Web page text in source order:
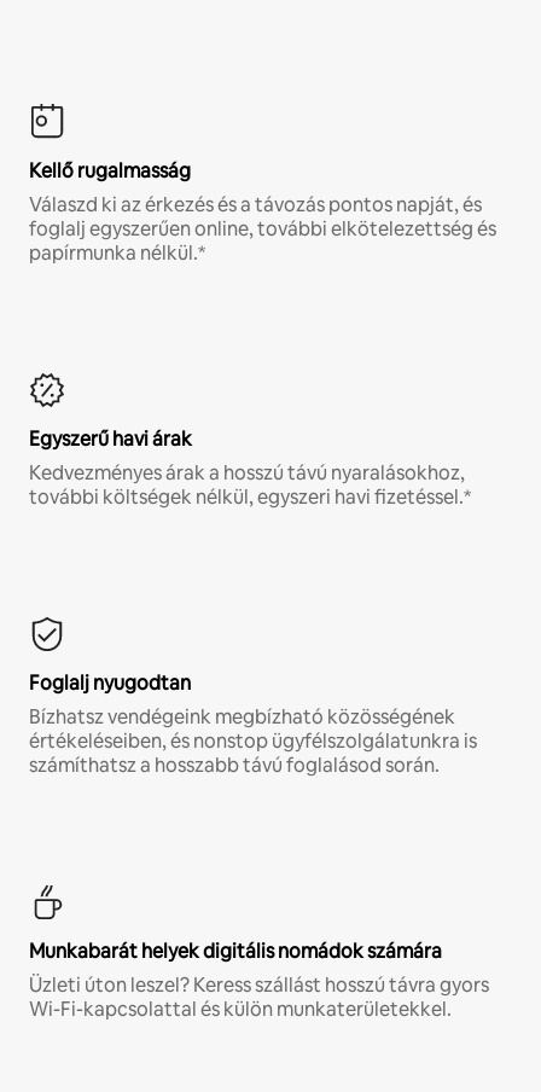
Kellő rugalmasság
Válaszd ki az érkezés és a távozás pontos napját, és
foglalj egyszerűen online, további elkötelezettség és
papírmunka nélkül.*
Egyszerű havi árak
Kedvezményes árak a hosszú távú nyaralásokhoz,
további költségek nélkül, egyszeri havi fizetéssel.*
Foglalj nyugodtan
Bízhatsz vendégeink megbízható közösségének
értékeléseiben, és nonstop ügyfélszolgálatunkra is
számíthatsz a hosszabb távú foglalásod során.
Munkabarát helyek digitális nomádok számára
Üzleti úton leszel? Keress szállást hosszú távra gyors
Wi-Fi-kapcsolattal és külön munkaterületekkel.